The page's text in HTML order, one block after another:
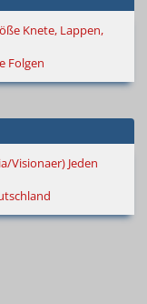
Knete, Lappen,
Folgen
Jeden